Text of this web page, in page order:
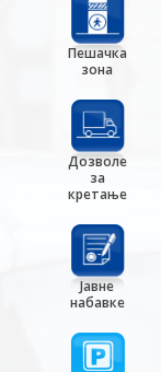
Пешачка
зона
Дозволе
за
кретање
Јавне
набавке